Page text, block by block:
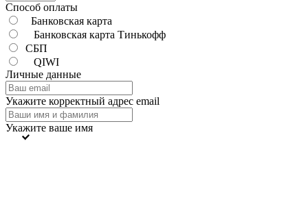
Способ оплаты
Банковская карта
Банковская карта Тинькофф
СБП
QIWI
Личные данные
Укажите корректный адрес email
Укажите ваше имя